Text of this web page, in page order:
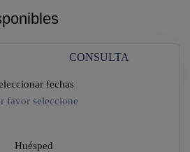
CONSULTA
fechas
favor seleccione
Huésped